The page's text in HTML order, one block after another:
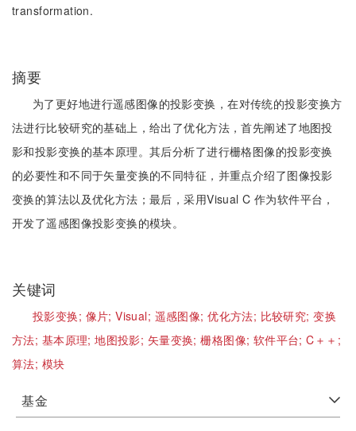
transformation.
摘要
为了更好地进行遥感图像的投影变换，在对传统的投影变换方
法进行比较研究的基础上，给出了优化方法，首先阐述了地图投
影和投影变换的基本原理。其后分析了进行栅格图像的投影变换
的必要性和不同于矢量变换的不同特征，并重点介绍了图像投影
变换的算法以及优化方法；最后，采用Visual C 作为软件平台，
开发了遥感图像投影变换的模块。
关键词
投影变换; 像片;Visual; 遥感图像;优化方法; 比较研究;变换
方法; 基本原理;地图投影; 矢量变换;栅格图像; 软件平台;C＋＋;
算法; 模块
基金